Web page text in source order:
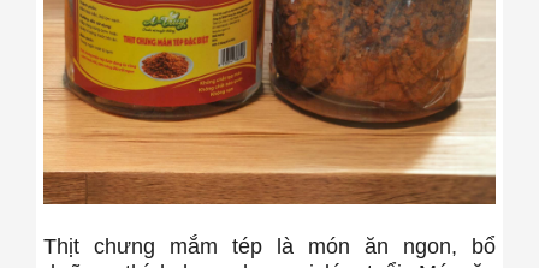
Thịt chưng mắm tép là món ăn ngon, bổ